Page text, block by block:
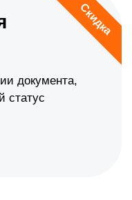
Скидка
документа,
статус